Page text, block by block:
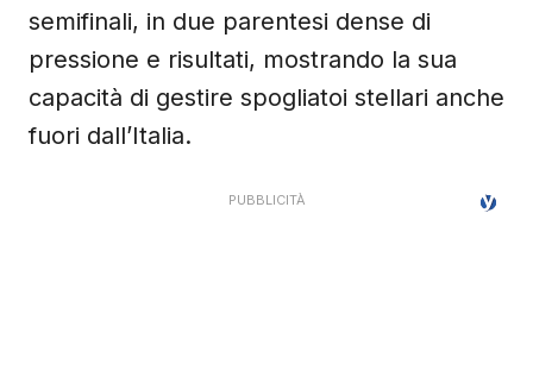
semifinali, in due parentesi dense di
pressione e risultati, mostrando la sua
capacità di gestire spogliatoi stellari anche
fuori dall’Italia.